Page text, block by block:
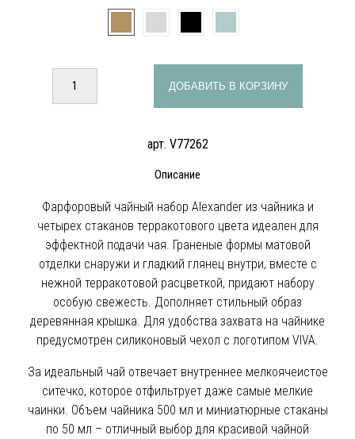
ДОБАВИТЬ В КОРЗИНУ
арт. V77262
Описание
Фарфоровый чайный набор Alexander из чайника и
четырех стаканов терракотового цвета идеален для
эффектной подачи чая. Граненые формы матовой
отделки снаружи и гладкий глянец внутри, вместе с
нежной терракотовой расцветкой, придают набору
особую свежесть. Дополняет стильный образ
деревянная крышка. Для удобства захвата на чайнике
предусмотрен силиконовый чехол с логотипом VIVA.
За идеальный чай отвечает внутреннее мелкоячеистое
ситечко, которое отфильтрует даже самые мелкие
чаинки. Объем чайника 500 мл и миниатюрные стаканы
по 50 мл – отличный выбор для красивой чайной